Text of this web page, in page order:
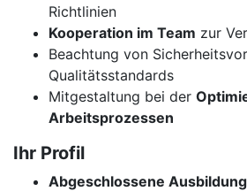
Richtlinien
Kooperation im Team zur
Beachtung von
Qualitätsstandards
Mitgestaltung bei der
Arbeitsprozessen
Ihr Profil
Abgeschlossene Ausbildung